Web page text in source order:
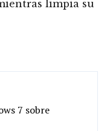
limpia su
7 sobre